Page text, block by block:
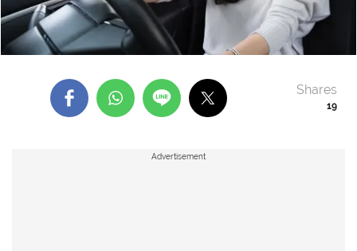
19
Shares
Advertisement